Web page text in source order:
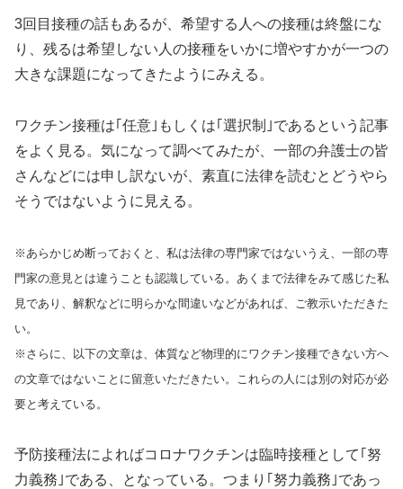
3回目接種の話もあるが、希望する人への接種は終盤にな
り、残るは希望しない人の接種をいかに増やすかが一つの
大きな課題になってきたようにみえる。
ワクチン接種は｢任意｣もしくは｢選択制｣であるという記事
をよく見る。気になって調べてみたが、一部の弁護士の皆
さんなどには申し訳ないが、素直に法律を読むとどうやら
そうではないように見える。
※あらかじめ断っておくと、私は法律の専門家ではないうえ、一部の専
門家の意見とは違うことも認識している。あくまで法律をみて感じた私
見であり、解釈などに明らかな間違いなどがあれば、ご教示いただきた
い。
※さらに、以下の文章は、体質など物理的にワクチン接種できない方へ
の文章ではないことに留意いただきたい。これらの人には別の対応が必
要と考えている。
予防接種法によればコロナワクチンは臨時接種として｢努
力義務｣である、となっている。つまり｢努力義務｣であっ